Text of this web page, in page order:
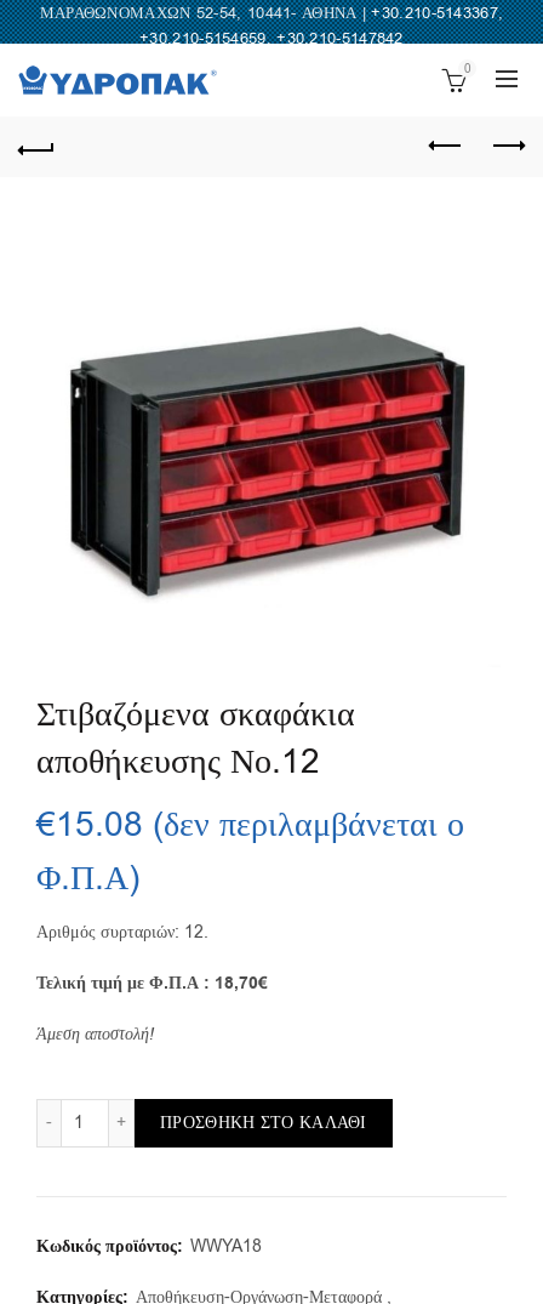
ΜΑΡΑΘΩΝΟΜΑΧΩΝ 52-54, 10441- ΑΘΗΝΑ |+30.210-5143367,
+30.210-5154659,+30.210-5147842
0
Στιβαζόμενα σκαφάκια
αποθήκευσης Νο.12
€15.08 (δεν περιλαμβάνεται ο
Φ.Π.Α)
Αριθμός συρταριών: 12.
Τελική τιμή με Φ.Π.Α : 18,70€
Άμεση αποστολή!
Στιβαζόμενα σκαφάκια αποθήκευσης Νο.12 ποσότητα
ΠΡΟΣΘΉΚΗ ΣΤΟ ΚΑΛΆΘΙ
Κωδικός προϊόντος: WWYA18
Κατηγορίες: Αποθήκευση-Οργάνωση-Μεταφορά ,